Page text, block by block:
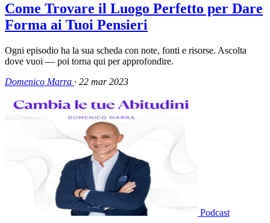
Come Trovare il Luogo Perfetto per Dare
Forma ai Tuoi Pensieri
Ogni episodio ha la sua scheda con note, fonti e risorse. Ascolta
dove vuoi — poi torna qui per approfondire.
Domenico Marra · 22 mar 2023
Podcast